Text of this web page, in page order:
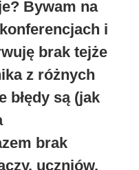
Bywam na
i
brak tejże
z różnych
błędy są (jak
brak
uczniów,